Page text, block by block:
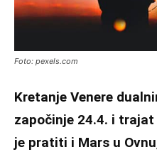
Foto: pexels.com
Kretanje Venere
započinje 24.4. i trajat
je pratiti i Mars u